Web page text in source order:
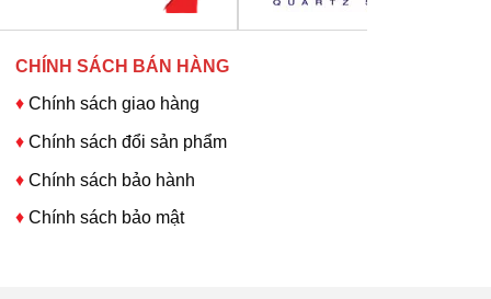
CHÍNH SÁCH BÁN HÀNG
♦ Chính sách giao hàng
♦ Chính sách đổi sản phẩm
♦ Chính sách bảo hành
♦ Chính sách bảo mật